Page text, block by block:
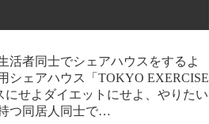
活者同士でシェアハウスをするよ
シェアハウス「TOKYO EXERCISE
せよダイエットにせよ、やりたい
つ同居人同士で…